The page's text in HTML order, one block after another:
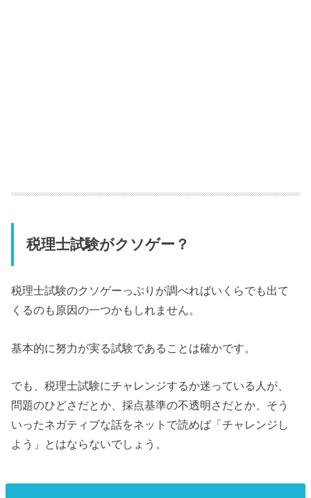
税理士試験がクソゲー？
税理士試験のクソゲーっぷりが調べればいくらでも出て
くるのも原因の一つかもしれません。
基本的に努力が実る試験であることは確かです。
でも、税理士試験にチャレンジするか迷っている人が、
問題のひどさだとか、採点基準の不透明さだとか、そう
いったネガティブな話をネットで読めば「チャレンジし
よう」とはならないでしょう。